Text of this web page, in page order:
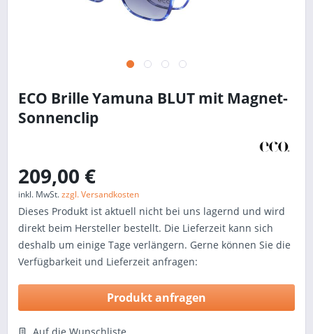
ECO Brille Yamuna BLUT mit Magnet-
Sonnenclip
209,00 €
inkl. MwSt.zzgl. Versandkosten
Dieses Produkt ist aktuell nicht bei uns lagernd und wird
direkt beim Hersteller bestellt. Die Lieferzeit kann sich
deshalb um einige Tage verlängern. Gerne können Sie die
Verfügbarkeit und Lieferzeit anfragen:
Produkt anfragen